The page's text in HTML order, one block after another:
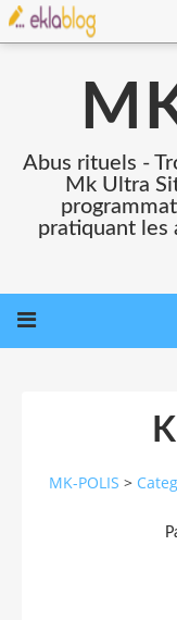
Abus rituels -
Mk Ultra
pratiquant les
MK-POLIS >